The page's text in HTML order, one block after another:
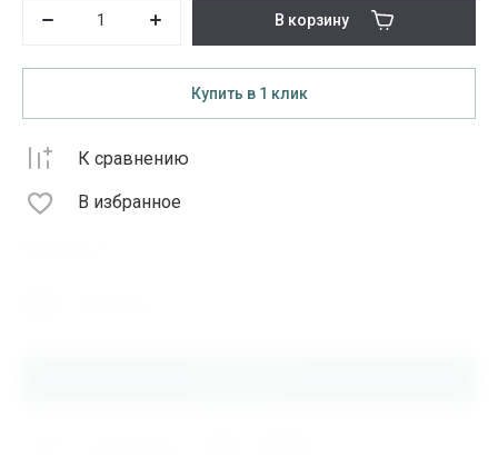
В корзину
Купить в 1 клик
К сравнению
В избранное